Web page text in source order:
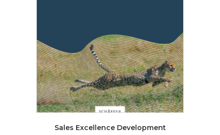
Sales Excellence Development